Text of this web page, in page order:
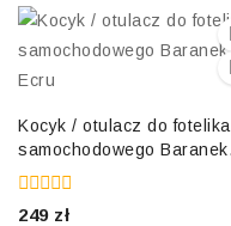
Kocyk / otulacz do fotelika
samochodowego Baranek
Ecru
0
249 zł